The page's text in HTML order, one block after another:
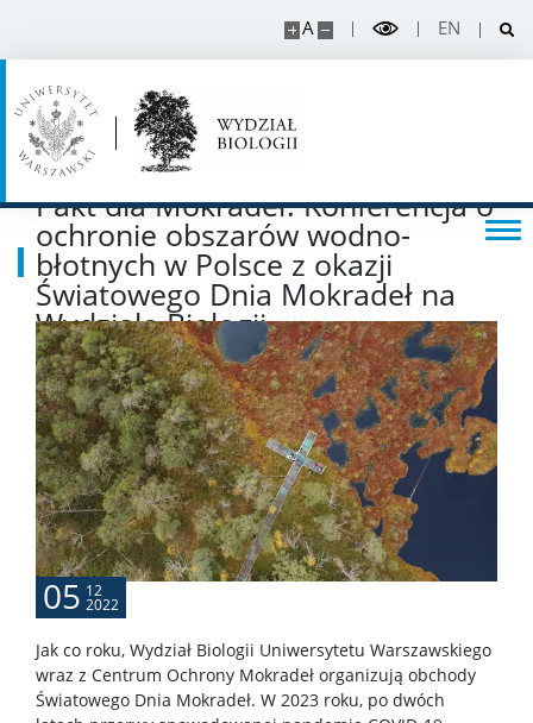
A EN
Rekrutacja na doktorat
PRACOWNIK
Intranet
Szkolenia
USOS
SAP
APD
BUW
Pakt dla Mokradeł. Konferencja o
ochronie obszarów wodno-
błotnych w Polsce z okazji
Światowego Dnia Mokradeł na
Wydziale Biologii
05 12
2022
Jak co roku, Wydział Biologii Uniwersytetu Warszawskiego
wraz z Centrum Ochrony Mokradeł organizują obchody
Światowego Dnia Mokradeł. W 2023 roku, po dwóch